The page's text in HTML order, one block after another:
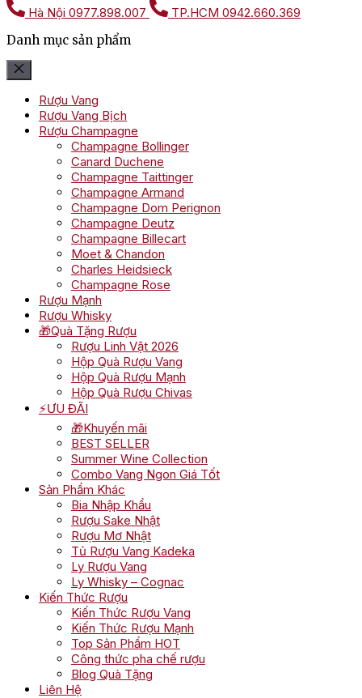
Hà Nội 0977.898.007 TP.HCM 0942.660.369
Danh mục sản phẩm
Rượu Vang
Rượu Vang Bịch
Rượu Champagne
Champagne Bollinger
Canard Duchene
Champagne Taittinger
Champagne Armand
Champagne Dom Perignon
Champagne Deutz
Champagne Billecart
Moet & Chandon
Charles Heidsieck
Champagne Rose
Rượu Mạnh
Rượu Whisky
🎁Quà Tặng Rượu
Rượu Linh Vật 2026
Hộp Quà Rượu Vang
Hộp Quà Rượu Mạnh
Hộp Quà Rượu Chivas
⚡ƯU ĐÃI
🎁Khuyến mãi
BEST SELLER
Summer Wine Collection
Combo Vang Ngon Giá Tốt
Sản Phẩm Khác
Bia Nhập Khẩu
Rượu Sake Nhật
Rượu Mơ Nhật
Tủ Rượu Vang Kadeka
Ly Rượu Vang
Ly Whisky – Cognac
Kiến Thức Rượu
Kiến Thức Rượu Vang
Kiến Thức Rượu Mạnh
Top Sản Phẩm HOT
Công thức pha chế rượu
Blog Quà Tặng
Liên Hệ